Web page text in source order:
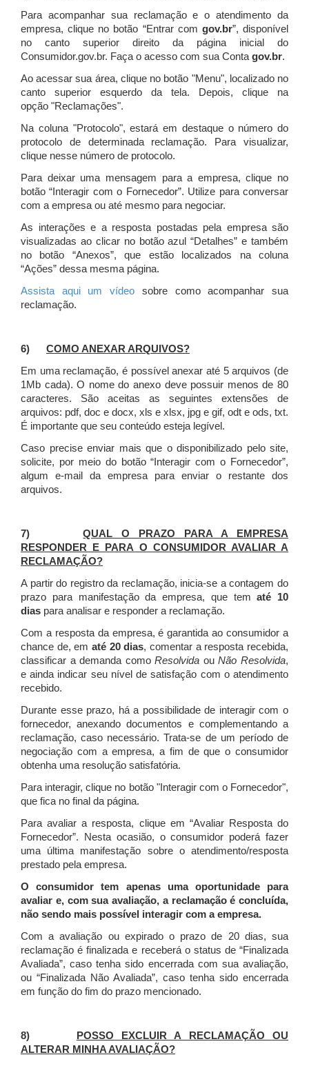
Para acompanhar sua reclamação e o atendimento da
empresa, clique no botão “Entrar com gov.br”, disponível
no canto superior direito da página inicial do
Consumidor.gov.br. Faça o acesso com sua Contagov.br.
Ao acessar sua área, clique no botão "Menu", localizado no
canto superior esquerdo da tela. Depois, clique na
opção "Reclamações".
Na coluna "Protocolo", estará em destaque o número do
protocolo de determinada reclamação. Para visualizar,
clique nesse número de protocolo.
Para deixar uma mensagem para a empresa, clique no
botão “Interagir com o Fornecedor”. Utilize para conversar
com a empresa ou até mesmo para negociar.
As interações e a resposta postadas pela empresa são
visualizadas ao clicar no botão azul “Detalhes” e também
no botão “Anexos”, que estão localizados na coluna
“Ações” dessa mesma página.
Assista aqui um vídeo sobre como acompanhar sua
reclamação.
6) COMO ANEXAR ARQUIVOS?
Em uma reclamação, é possível anexar até 5 arquivos (de
1Mb cada). O nome do anexo deve possuir menos de 80
caracteres. São aceitas as seguintes extensões de
arquivos: pdf, doc e docx, xls e xlsx, jpg e gif, odt e ods, txt.
É importante que seu conteúdo esteja legível.
Caso precise enviar mais que o disponibilizado pelo site,
solicite, por meio do botão “Interagir com o Fornecedor”,
algum e-mail da empresa para enviar o restante dos
arquivos.
7)QUAL O PRAZO PARA A EMPRESA
RESPONDER E PARA O CONSUMIDOR AVALIAR A
RECLAMAÇÃO?
A partir do registro da reclamação, inicia-se a contagem do
prazo para manifestação da empresa, que tematé 10
dias para analisar e responder a reclamação.
Com a resposta da empresa, é garantida ao consumidor a
chance de, em até 20 dias, comentar a resposta recebida,
classificar a demanda comoResolvida ouNão Resolvida,
e ainda indicar seu nível de satisfação com o atendimento
recebido.
Durante esse prazo, há a possibilidade de interagir com o
fornecedor, anexando documentos e complementando a
reclamação, caso necessário.Trata-se de um período de
negociação com a empresa, a fim de que o consumidor
obtenha uma resolução satisfatória.
Para interagir, clique no botão "Interagir com o Fornecedor",
que fica no final da página.
Para avaliar a resposta, clique em “Avaliar Resposta do
Fornecedor”. Nesta ocasião, o consumidor poderá fazer
uma última manifestação sobre o atendimento/resposta
prestado pela empresa.
O consumidor tem apenas uma oportunidade para
avaliar e, com sua avaliação, a reclamação é concluída,
não sendo mais possível interagir com a empresa.
Com a avaliação ou expirado o prazo de 20 dias, sua
reclamação é finalizada e receberá o status de “Finalizada
Avaliada”, caso tenha sido encerrada com sua avaliação,
ou “Finalizada Não Avaliada”, caso tenha sido encerrada
em função do fim do prazo mencionado.
8)
POSSO EXCLUIR A RECLAMAÇÃO OU
ALTERAR MINHA AVALIAÇÃO?